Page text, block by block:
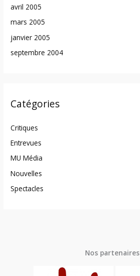
avril 2005
mars 2005
janvier 2005
septembre 2004
Catégories
Critiques
Entrevues
MU Média
Nouvelles
Spectacles
Nos partenaires